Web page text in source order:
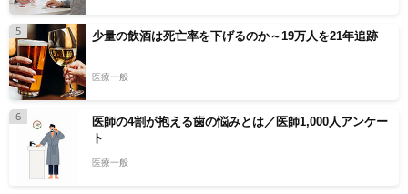
5 少量の飲酒は死亡率を下げるのか～19万人を21年追跡
医療一般
6
医師の4割が抱える歯の悩みとは／医師1,000人アンケー
ト
医療一般